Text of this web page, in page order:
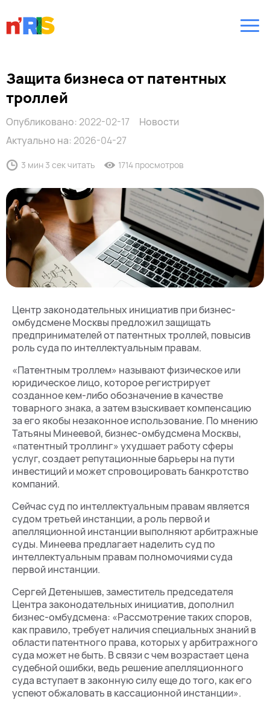
Защита бизнеса от патентных
троллей
Опубликовано: 2022-02-17
Актуально на: 2026-04-27
Новости
3 мин 3 сек читать 1714 просмотров
Центр законодательных инициатив при бизнес-
омбудсмене Москвы предложил защищать
предпринимателей от патентных троллей, повысив
роль суда по интеллектуальным правам.
«Патентным троллем» называют физическое или
юридическое лицо, которое регистрирует
созданное кем-либо обозначение в качестве
товарного знака, а затем взыскивает компенсацию
за его якобы незаконное использование. По мнению
Татьяны Минеевой, бизнес-омбудсмена Москвы,
«патентный троллинг» ухудшает работу сферы
услуг, создает репутационные барьеры на пути
инвестиций и может спровоцировать банкротство
компаний.
Сейчас суд по интеллектуальным правам является
судом третьей инстанции, а роль первой и
апелляционной инстанции выполняют арбитражные
суды. Минеева предлагает наделить суд по
интеллектуальным правам полномочиями суда
первой инстанции.
Сергей Детенышев, заместитель председателя
Центра законодательных инициатив, дополнил
бизнес-омбудсмена: «Рассмотрение таких споров,
как правило, требует наличия специальных знаний в
области патентного права, которых у арбитражного
суда может не быть. В связи с чем возрастает цена
судебной ошибки, ведь решение апелляционного
суда вступает в законную силу еще до того, как его
успеют обжаловать в кассационной инстанции».